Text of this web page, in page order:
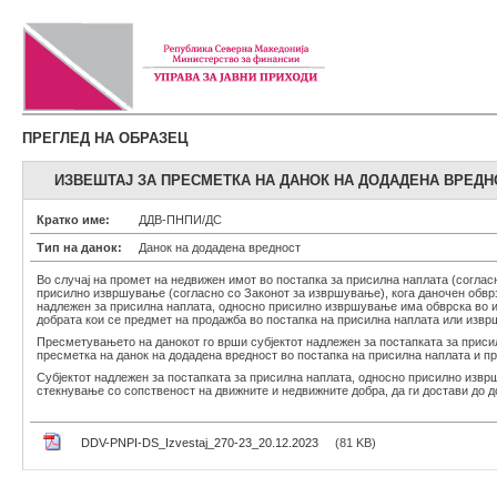
ПРЕГЛЕД НА ОБРАЗЕЦ
ИЗВЕШТАЈ ЗА ПРЕСМЕТКА НА ДАНОК НА ДОДАДЕНА
Кратко име: ДДВ-ПНПИ/ДС
Тип на данок: Данок на додадена вредност
Во случај на промет на недвижен имот во постапка за присилна наплата
присилно извршување (согласно со Законот за извршување), кога даночен
надлежен за присилна наплата, односно присилно извршување има обврска во
добрата кои се предмет на продажба во постапка на присилна наплата или
Пресметувањето на данокот го врши субјектот надлежен за постапката за
пресметка на данок на додадена вредност во постапка на присилна наплата и
Субјектот надлежен за постапката за присилна наплата, односно присилно
стекнување со сопственост на движните и недвижните добра, да ги достави до
DDV-PNPI-DS_Izvestaj_270-23_20.12.2023 (81 KB)